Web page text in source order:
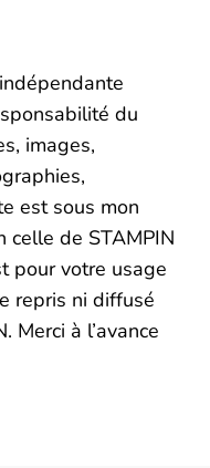
du
images,
est sous mon
celle de STAMPIN
pour votre usage
repris ni diffusé
Merci à l’avance